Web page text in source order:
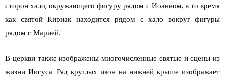
сторон хало, окружающего фигуру рядом с Иоанном, в то время
как святой Кириак находится рядом с хало вокруг фигуры
рядом с Марией.
В церкви также изображены многочисленные святые и сцены из
жизни Иисуса. Ряд круглых икон на нижней крыше изображает